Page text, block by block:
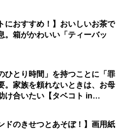
におすすめ！】おいしいお茶で
。箱がかわいい「ティーバッ
ひとり時間」を持つことに「罪
。家族を頼れないときは、お母
け合いたい【タベコト in
ドのきせつとあそぼ！】画用紙